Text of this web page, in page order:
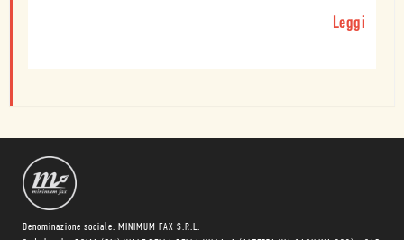
Leggi
Denominazione sociale: MINIMUM FAX S.R.L.